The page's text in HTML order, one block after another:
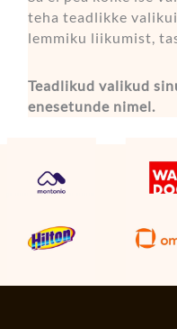
teha teadlikke
lemmiku liikumist,
Teadlikud valikud
enesetunde nimel.